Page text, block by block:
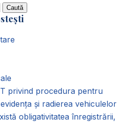
privind procedura pentru
și radierea vehiculelor
obligativitatea înregistrării,